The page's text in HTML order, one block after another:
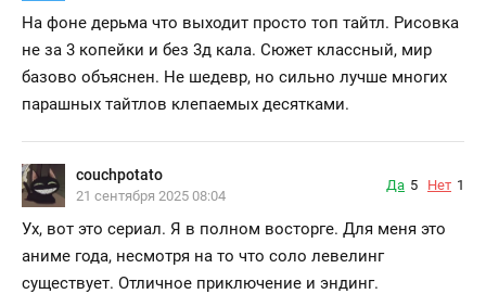
На фоне дерьма что выходит просто топ тайтл. Рисовка
не за 3 копейки и без 3д кала. Сюжет классный, мир
базово объяснен. Не шедевр, но сильно лучше многих
парашных тайтлов клепаемых десятками.
couchpotato
21 сентября 2025 08:04
Да 5 Нет 1
Ух, вот это сериал. Я в полном восторге. Для меня это
аниме года, несмотря на то что соло левелинг
существует. Отличное приключение и эндинг.